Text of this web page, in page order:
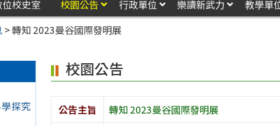
校史室 校園公告 行政單位 樂讀新武力 教學單
>轉知 2023曼谷國際發明展
探究
校園公告
公告主旨
轉知 2023曼谷國際發明展